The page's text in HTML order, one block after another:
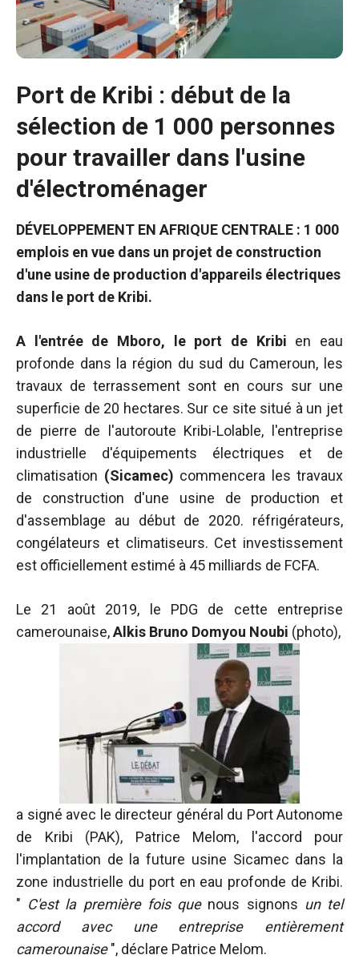
Port de Kribi : début de la
sélection de 1 000 personnes
pour travailler dans l'usine
d'électroménager
DÉVELOPPEMENT EN AFRIQUE CENTRALE : 1 000
emplois en vue dans un projet de construction
d'une usine de production d'appareils électriques
dans le port de Kribi.
A l'entrée de Mboro, le port de Kribi en eau
profonde dans la région du sud du Cameroun, les
travaux de terrassement sont en cours sur une
superficie de 20 hectares. Sur ce site situé à un jet
de pierre de l'autoroute Kribi-Lolable, l'entreprise
industrielle d'équipements électriques et de
climatisation (Sicamec) commencera les travaux
de construction d'une usine de production et
d'assemblage au début de 2020. réfrigérateurs,
congélateurs et climatiseurs. Cet investissement
est officiellement estimé à 45 milliards de FCFA.
Le 21 août 2019, le PDG de cette entreprise
camerounaise,Alkis Bruno Domyou Noubi (photo),
a signé avec le directeur général du Port Autonome
de Kribi (PAK), Patrice Melom, l'accord pour
l'implantation de la future usine Sicamec dans la
zone industrielle du port en eau profonde de Kribi.
" C'est la première fois quenous signons un tel
accord avec une entreprise entièrement
camerounaise", déclare Patrice Melom.